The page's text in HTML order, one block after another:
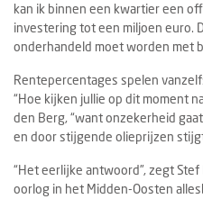
kan ik binnen een kwartier een
investering tot een miljoen euro.
onderhandeld moet worden met
Rentepercentages spelen
“Hoe kijken jullie op dit moment
den Berg, “want onzekerheid
en door stijgende olieprijzen
“Het eerlijke antwoord”, zegt
oorlog in het Midden-Oosten